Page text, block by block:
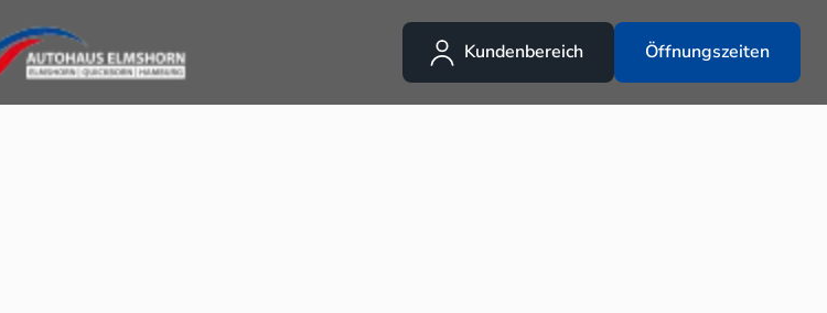
Kundenbereich Öffnungszeiten